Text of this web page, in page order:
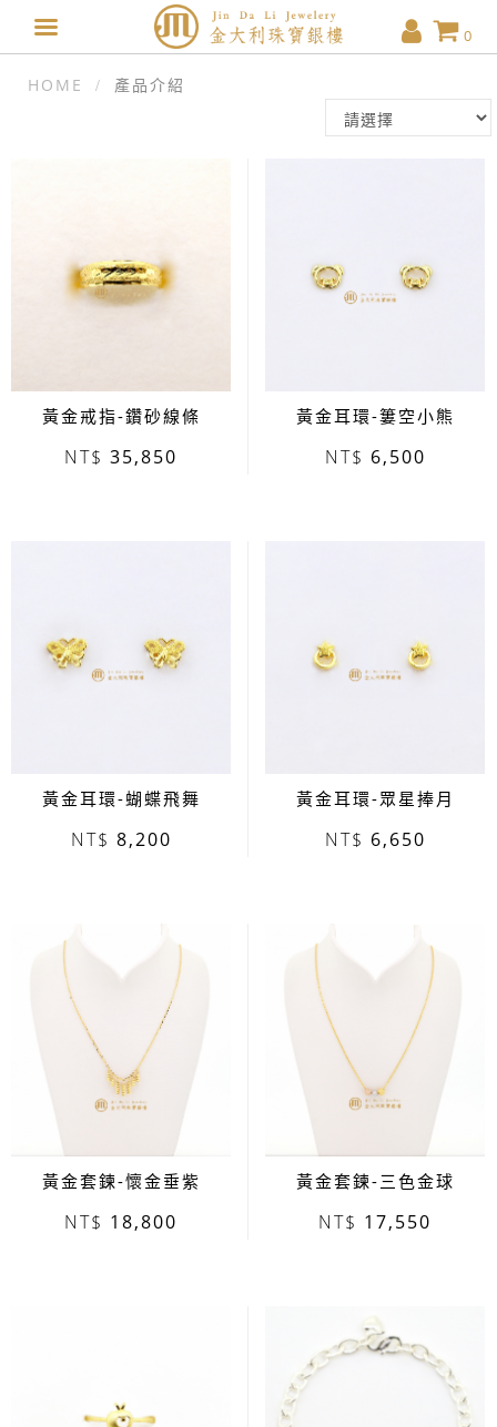
0
HOME 產品介紹
黃金戒指-鑽砂線條
35,850
黃金耳環-簍空小熊
6,500
黃金耳環-蝴蝶飛舞
8,200
黃金耳環-眾星捧月
6,650
黃金套鍊-懷金垂紫
18,800
黃金套鍊-三色金球
17,550